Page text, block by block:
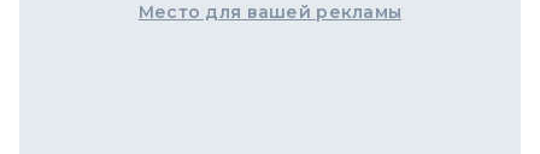
Место для вашей рекламы